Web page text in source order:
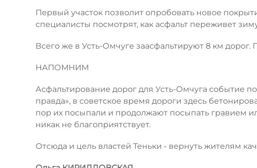
Первый участок позволит опробовать новое
специалисты посмотрят, как асфальт переживет
Всего же в Усть-Омчуге заасфальтируют 8 км дорог.
НАПОМНИМ
Асфальтирование дорог для Усть-Омчуга событие
правда», в советское время дороги здесь
пор их посыпали и продолжают посыпать гравием
никак не благоприятствует.
Отсюда и цель властей Теньки - вернуть жителям